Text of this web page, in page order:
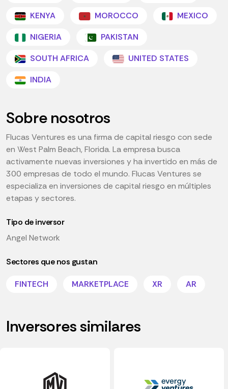
KENYA
MOROCCO
MEXICO
NIGERIA
PAKISTAN
SOUTH AFRICA
UNITED STATES
INDIA
Sobre nosotros
Flucas Ventures es una firma de capital riesgo con sede
en West Palm Beach, Florida. La empresa busca
activamente nuevas inversiones y ha invertido en más de
300 empresas de todo el mundo. Flucas Ventures se
especializa en inversiones de capital riesgo en múltiples
etapas y sectores.
Tipo de inversor
Angel Network
Sectores que nos gustan
FINTECH MARKETPLACE XR AR
Inversores similares